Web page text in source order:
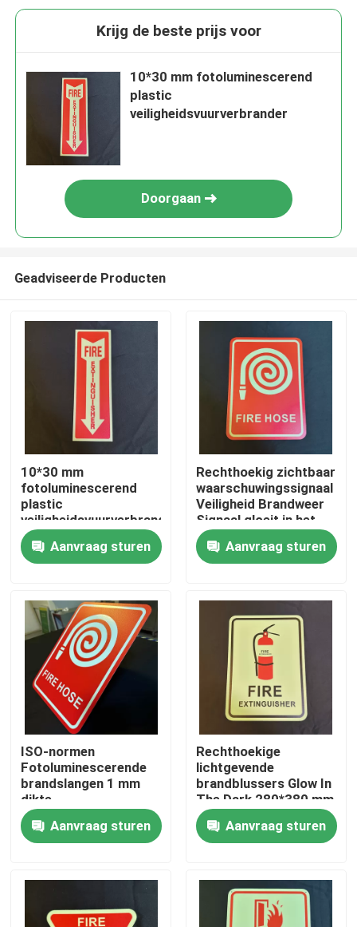
Thuis
Producten
Videos
Over ons
Fabrieksreis
Kwaliteitscontrole
Contacteer ons
Vraag een offerte aan
Fotoluminescent Veiligheidsuitgangsbord
Krijg de beste prijs voor
10*30 mm fotoluminescerend
plastic
veiligheidsvuurverbrander
Doorgaan
Geadviseerde Producten
10*30 mm
fotoluminescerend
plastic
veiligheidsvuurverbrander
Aanvraag sturen
Rechthoekig zichtbaar
waarschuwingssignaal
Veiligheid Brandweer
Signaal gloeit in het
donker
Aanvraag sturen
ISO-normen
Fotoluminescerende
brandslangen 1 mm
dikte
Aanvraag sturen
Rechthoekige
lichtgevende
brandblussers Glow In
The Dark 280*380 mm
Aanvraag sturen